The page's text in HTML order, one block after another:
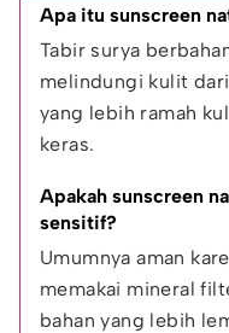
Apa itu sunscreen
Tabir surya
melindungi kulit
yang lebih ramah
keras.
Apakah sunscreen
sensitif?
Umumnya aman
memakai mineral
bahan yang lebih